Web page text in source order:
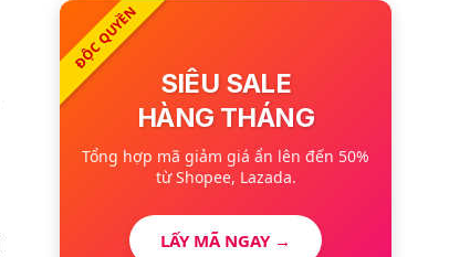
ĐỘC QUYỀN
SIÊU SALE
HÀNG THÁNG
Tổng hợp mã giảm giá ẩn lên đến 50%
từ Shopee, Lazada.
LẤY MÃ NGAY →